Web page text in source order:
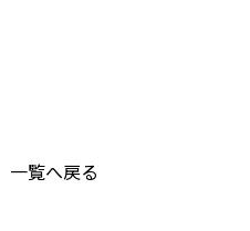
一覧へ戻る